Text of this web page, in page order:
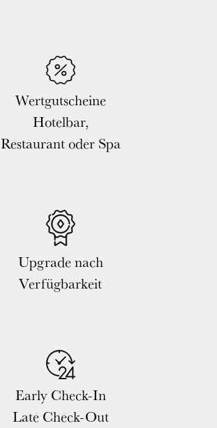
Wertgutscheine
Hotelbar,
Restaurant oder Spa
Upgrade nach
Verfügbarkeit
Early Check-In
Late Check-Out